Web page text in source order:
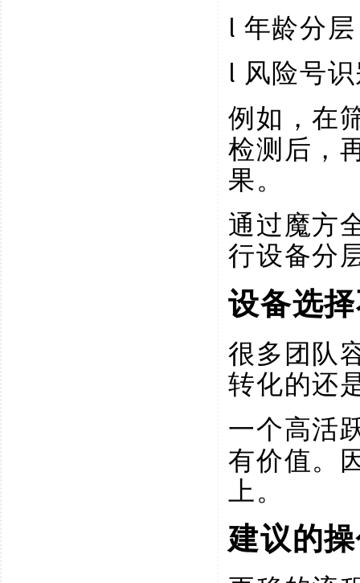
l 年龄分层
l 风险号
例如，在
检测后，
果。
通过魔方
行设备分
设备选
很多团队
转化的还
一个高活
有价值。
上。
建议的